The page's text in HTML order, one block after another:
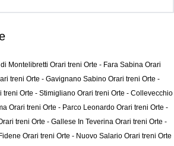
Montelibretti Orari treni Orte - Fara Sabina Orari
treni Orte - Gavignano Sabino Orari treni Orte -
treni Orte - Stimigliano Orari treni Orte - Collevecchio
Orari treni Orte - Parco Leonardo Orari treni Orte -
treni Orte - Gallese In Teverina Orari treni Orte -
Orari treni Orte - Nuovo Salario Orari treni Orte